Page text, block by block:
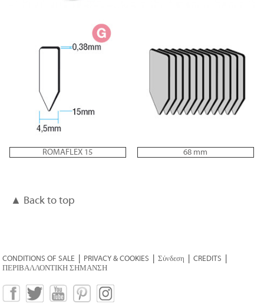
ROMAFLEX 15 68 mm
▲ Back to top
CONDITIONS OF SALE PRIVACY & COOKIES |Σύνδεση |CREDITS
ΠΕΡΙΒΑΛΛΟΝΤΙΚΗ ΣΗΜΑΝΣΗ